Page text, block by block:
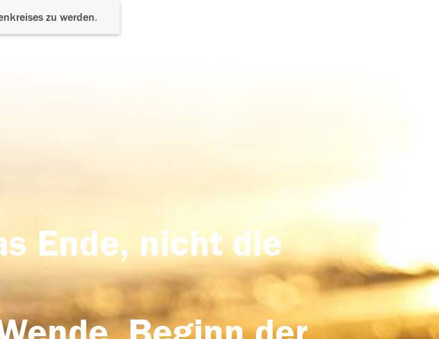
zu werden.
Ende, nicht die